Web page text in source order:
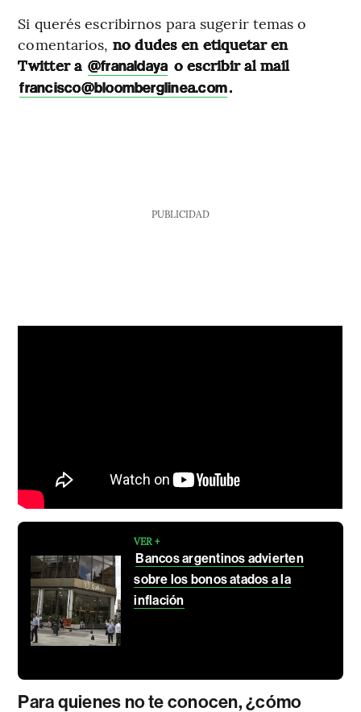
Si querés escribirnos para sugerir temas o
comentarios, no dudes en etiquetar en
Twitter a @franaldaya o escribir al mail
francisco@bloomberglinea.com.
PUBLICIDAD
VER +
Bancos argentinos advierten
sobre los bonos atados a la
inflación
Para quienes no te conocen, ¿cómo